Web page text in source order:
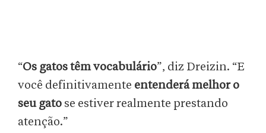
“Os gatos têm vocabulário”, diz Dreizin. “E
você definitivamente entenderá melhor o
seu gato se estiver realmente prestando
atenção.”